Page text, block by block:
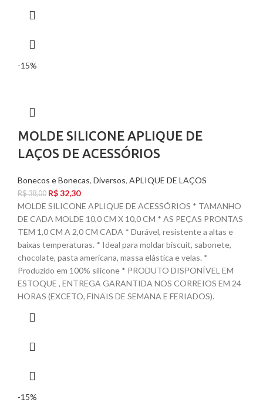
-15%
MOLDE SILICONE APLIQUE DE
LAÇOS DE ACESSÓRIOS
Bonecos e Bonecas, Diversos, APLIQUE DE LAÇOS
R$38,00 R$32,30
MOLDE SILICONE APLIQUE DE ACESSÓRIOS * TAMANHO
DE CADA MOLDE 10,0 CM X 10,0 CM * AS PEÇAS PRONTAS
TEM 1,0 CM A 2,0 CM CADA * Durável, resistente a altas e
baixas temperaturas. * Ideal para moldar biscuit, sabonete,
chocolate, pasta americana, massa elástica e velas. *
Produzido em 100% silicone * PRODUTO DISPONÍVEL EM
ESTOQUE , ENTREGA GARANTIDA NOS CORREIOS EM 24
HORAS (EXCETO, FINAIS DE SEMANA E FERIADOS).
-15%